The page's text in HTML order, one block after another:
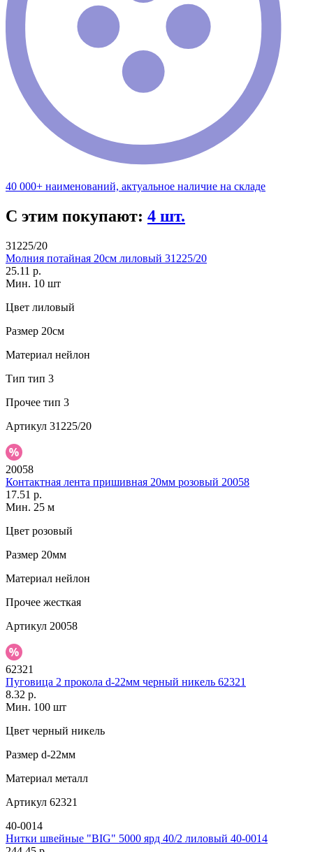
40 000+ наименований, актуальное наличие на складе
С этим покупают: 4 шт.
31225/20
Молния потайная 20см лиловый 31225/20
25.11 р.
Мин. 10 шт
Цвет лиловый
Размер 20см
Материал нейлон
Тип тип 3
Прочее тип 3
Артикул 31225/20
20058
Контактная лента пришивная 20мм розовый 20058
17.51 р.
Мин. 25 м
Цвет розовый
Размер 20мм
Материал нейлон
Прочее жесткая
Артикул 20058
62321
Пуговица 2 прокола d-22мм черный никель 62321
8.32 р.
Мин. 100 шт
Цвет черный никель
Размер d-22мм
Материал металл
Артикул 62321
40-0014
Нитки швейные "BIG" 5000 ярд 40/2 лиловый 40-0014